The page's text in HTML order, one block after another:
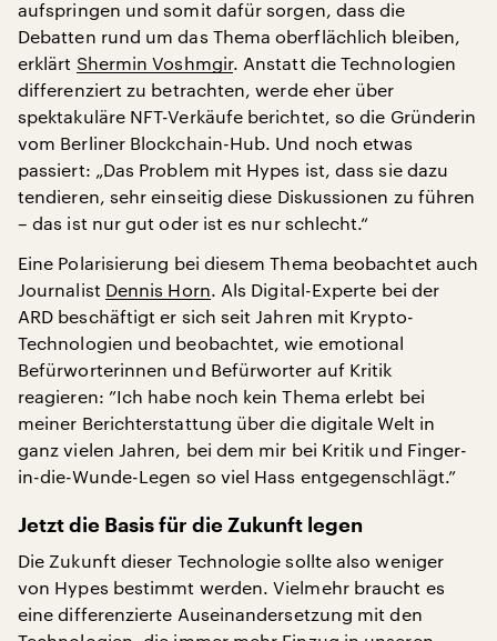
aufspringen und somit dafür sorgen, dass die
Debatten rund um das Thema oberflächlich bleiben,
erklärt Shermin Voshmgir. Anstatt die Technologien
differenziert zu betrachten, werde eher über
spektakuläre NFT-Verkäufe berichtet, so die Gründerin
vom Berliner Blockchain-Hub. Und noch etwas
passiert: „Das Problem mit Hypes ist, dass sie dazu
tendieren, sehr einseitig diese Diskussionen zu führen
– das ist nur gut oder ist es nur schlecht.“
Eine Polarisierung bei diesem Thema beobachtet auch
Journalist Dennis Horn. Als Digital-Experte bei der
ARD beschäftigt er sich seit Jahren mit Krypto-
Technologien und beobachtet, wie emotional
Befürworterinnen und Befürworter auf Kritik
reagieren: ”Ich habe noch kein Thema erlebt bei
meiner Berichterstattung über die digitale Welt in
ganz vielen Jahren, bei dem mir bei Kritik und Finger-
in-die-Wunde-Legen so viel Hass entgegenschlägt.”
Jetzt die Basis für die Zukunft legen
Die Zukunft dieser Technologie sollte also weniger
von Hypes bestimmt werden. Vielmehr braucht es
eine differenzierte Auseinandersetzung mit den